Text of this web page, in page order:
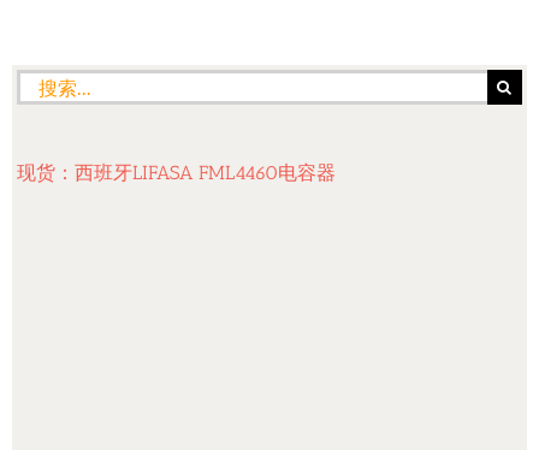
搜
索：
现货：西班牙LIFASA FML4460电容器